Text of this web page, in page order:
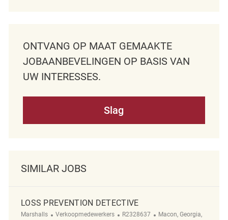
ONTVANG OP MAAT GEMAAKTE
JOBAANBEVELINGEN OP BASIS VAN
UW INTERESSES.
Slag
SIMILAR JOBS
LOSS PREVENTION DETECTIVE
Marshalls Categorie
Verkoopmedewerkers ReqId
R2328637 Plaats
Macon, Georgia,